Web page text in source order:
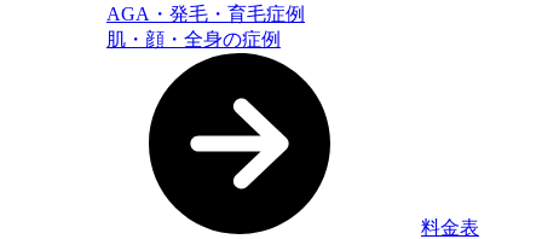
AGA・発毛・育毛症例
肌・顔・全身の症例
料金表